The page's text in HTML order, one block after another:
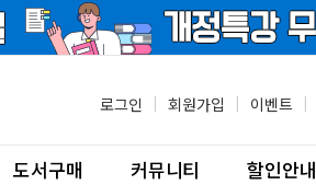
로그인 | 회원가입 | 이벤트 |
도서구매 커뮤니티 할인안내